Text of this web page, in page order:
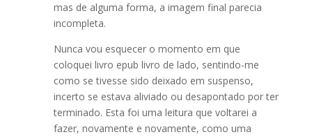
mas de alguma forma, a imagem final parecia
incompleta.
Nunca vou esquecer o momento em que
coloquei livro epub livro de lado, sentindo-me
como se tivesse sido deixado em suspenso,
incerto se estava aliviado ou desapontado por ter
terminado. Esta foi uma leitura que voltarei a
fazer, novamente e novamente, como uma